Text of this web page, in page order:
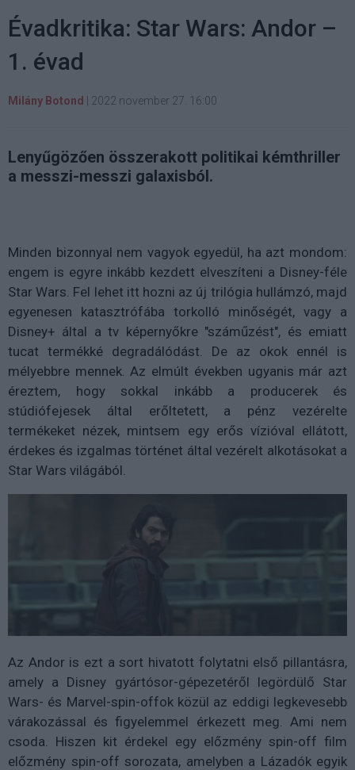
Évadkritika: Star Wars: Andor –
1. évad
Milány Botond 2022 november 27. 16:00
Lenyűgözően összerakott politikai kémthriller
a messzi-messzi galaxisból.
Minden bizonnyal nem vagyok egyedül, ha azt mondom:
engem is egyre inkább kezdett elveszíteni a Disney-féle
Star Wars. Fel lehet itt hozni az új trilógia hullámzó, majd
egyenesen katasztrófába torkolló minőségét, vagy a
Disney+ által a tv képernyőkre "száműzést", és emiatt
tucat termékké degradálódást. De az okok ennél is
mélyebbre mennek. Az elmúlt években ugyanis már azt
éreztem, hogy sokkal inkább a producerek és
stúdiófejesek által erőltetett, a pénz vezérelte
termékeket nézek, mintsem egy erős vízióval ellátott,
érdekes és izgalmas történet által vezérelt alkotásokat a
Star Wars világából.
Az Andor is ezt a sort hivatott folytatni első pillantásra,
amely a Disney gyártósor-gépezetéről legördülő Star
Wars- és Marvel-spin-offok közül az eddigi legkevesebb
várakozással és figyelemmel érkezett meg. Ami nem
csoda. Hiszen kit érdekel egy előzmény spin-off film
előzmény spin-off sorozata, amelyben a Lázadók egyik